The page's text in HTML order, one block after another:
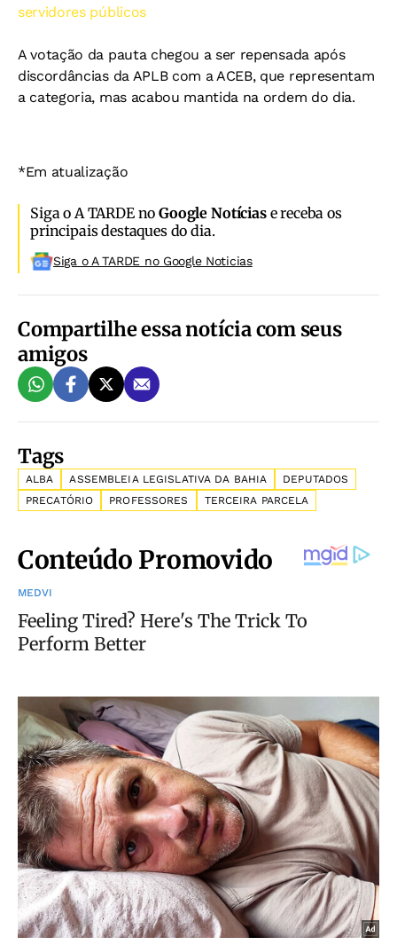
servidores públicos
A votação da pauta chegou a ser repensada após
discordâncias da APLB com a ACEB, que representam
a categoria, mas acabou mantida na ordem do dia.
*Em atualização
Siga o A TARDE noGoogle Notíciase receba os
principais destaques do dia.
Siga o A TARDE no Google Noticias
Compartilhe essa notícia com seus
amigos
Tags
ALBA ASSEMBLEIA LEGISLATIVA DA BAHIA
DEPUTADOS
PRECATÓRIO
PROFESSORES TERCEIRA PARCELA